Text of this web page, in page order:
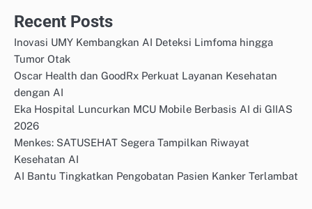
Recent Posts
Inovasi UMY Kembangkan AI Deteksi Limfoma hingga
Tumor Otak
Oscar Health dan GoodRx Perkuat Layanan Kesehatan
dengan AI
Eka Hospital Luncurkan MCU Mobile Berbasis AI di GIIAS
2026
Menkes: SATUSEHAT Segera Tampilkan Riwayat
Kesehatan AI
AI Bantu Tingkatkan Pengobatan Pasien Kanker Terlambat